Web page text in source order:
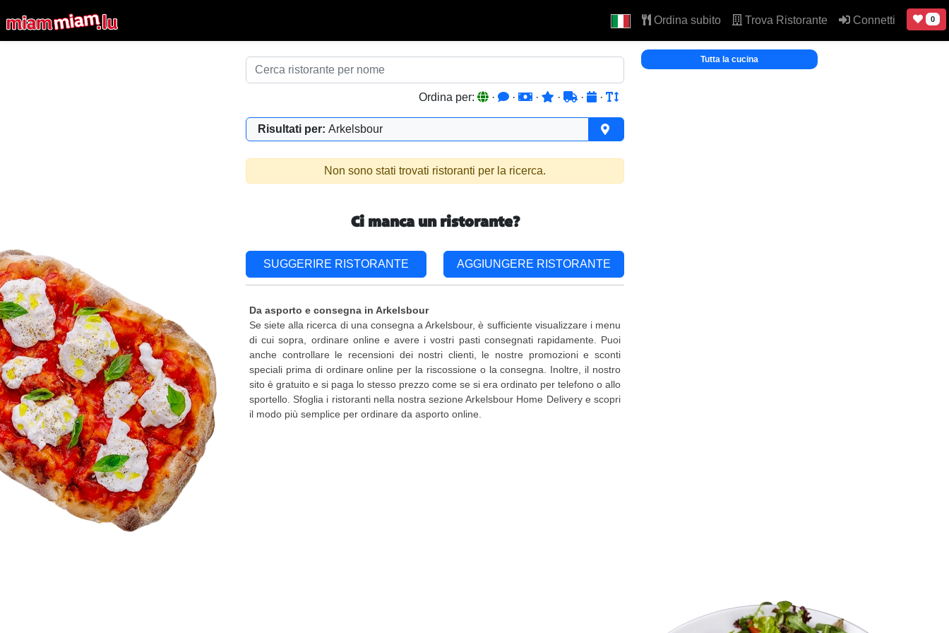
Ordina subito Trova Ristorante Connetti 0
Ordina per: · · · · · ·
Risultati per: Arkelsbour
Non sono stati trovati ristoranti per la ricerca.
Tutta la cucina
Ci manca un ristorante?
SUGGERIRE RISTORANTE AGGIUNGERE RISTORANTE
Da asporto e consegna in Arkelsbour
Se siete alla ricerca di una consegna a Arkelsbour, è sufficiente visualizzare i menu
di cui sopra, ordinare online e avere i vostri pasti consegnati rapidamente. Puoi
anche controllare le recensioni dei nostri clienti, le nostre promozioni e sconti
speciali prima di ordinare online per la riscossione o la consegna. Inoltre, il nostro
sito è gratuito e si paga lo stesso prezzo come se si era ordinato per telefono o allo
sportello. Sfoglia i ristoranti nella nostra sezione Arkelsbour Home Delivery e scopri
il modo più semplice per ordinare da asporto online.